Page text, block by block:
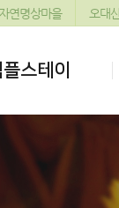
자연명상마을 오대
스테이